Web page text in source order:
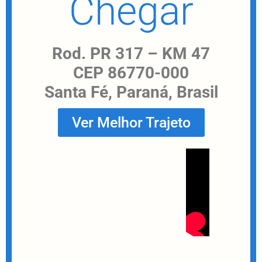
Chegar
Rod. PR 317 – KM 47
CEP 86770-000
Santa Fé, Paraná, Brasil
Ver Melhor Trajeto